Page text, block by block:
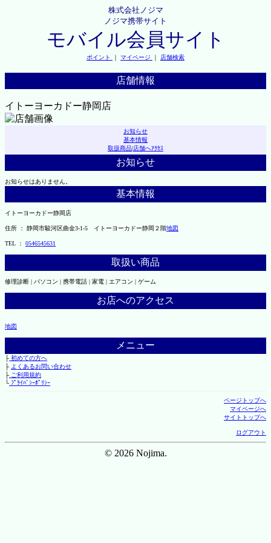
株式会社ノジマ
ノジマ携帯サイト
モバイル会員サイト
ポイント ｜ マイページ ｜ 店舗検索
店舗情報
イトーヨーカドー静岡店
お知らせ
基本情報
取扱商品|店舗へｱｸｾｽ
お知らせ
お知らせはありません。
基本情報
イトーヨーカドー静岡店
住所 ： 静岡市駿河区曲金3-1-5 イトーヨーカドー静岡２階地図
TEL ： 0546545631
取扱い商品
修理診断 | パソコン | 携帯電話 | 家電 | エアコン | ゲーム
お店へのアクセス
地図
メニュー
├初めての方へ
├ よくあるお問い合わせ
├ご利用規約
└ﾌﾟﾗｲﾊﾞｼｰﾎﾟﾘｼｰ
ページトップへ
マイページへ
サイトトップへ
ログアウト
© 2026 Nojima.